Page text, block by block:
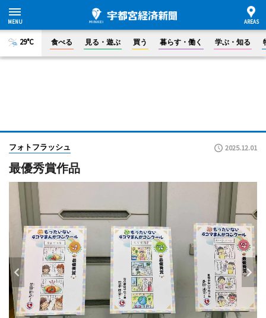
29°C 食べる 見る・遊ぶ 買う 暮らす・働く 学ぶ・知る
フォトフラッシュ 2025.12.01
最優秀賞作品